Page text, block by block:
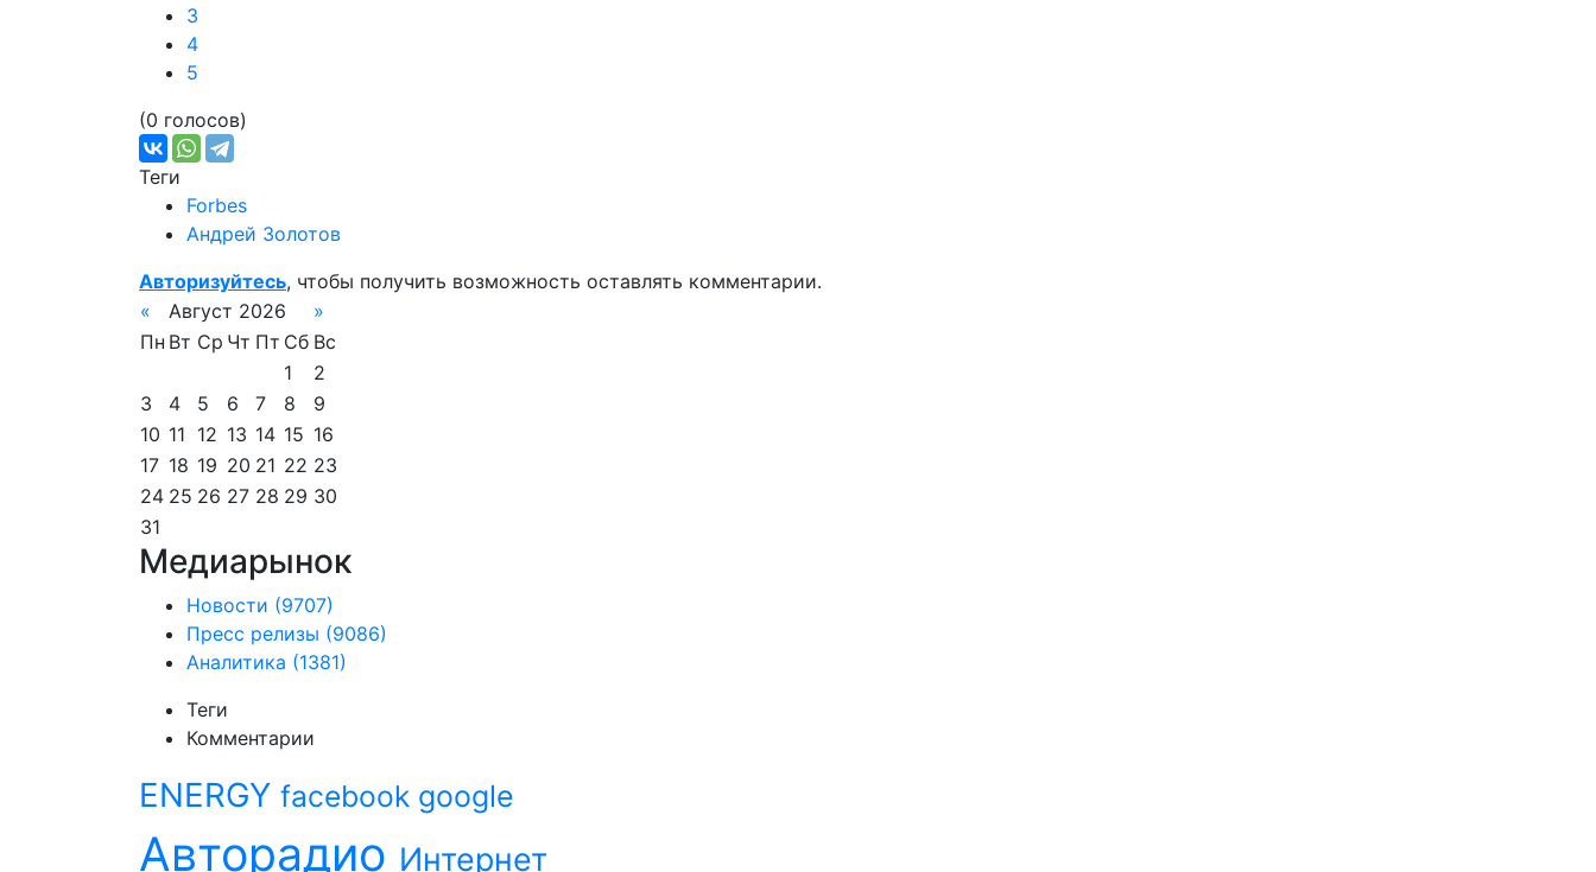
3
4
5
(0 голосов)
Теги
Forbes
Андрей Золотов
Авторизуйтесь, чтобы получить возможность оставлять комментарии.
«
Август 2026
»
Пн Вт Ср Чт Пт Сб Вс
1
2
3
4 5 6 7 8
9
10 11 12 13 14 15 16
17 18 19 20 21 22 23
24 25 26 27 28 29 30
31
Медиарынок
Новости (9707)
Пресс релизы (9086)
Аналитика (1381)
Теги
Комментарии
ENERGY facebook google
Авторадио Интернет